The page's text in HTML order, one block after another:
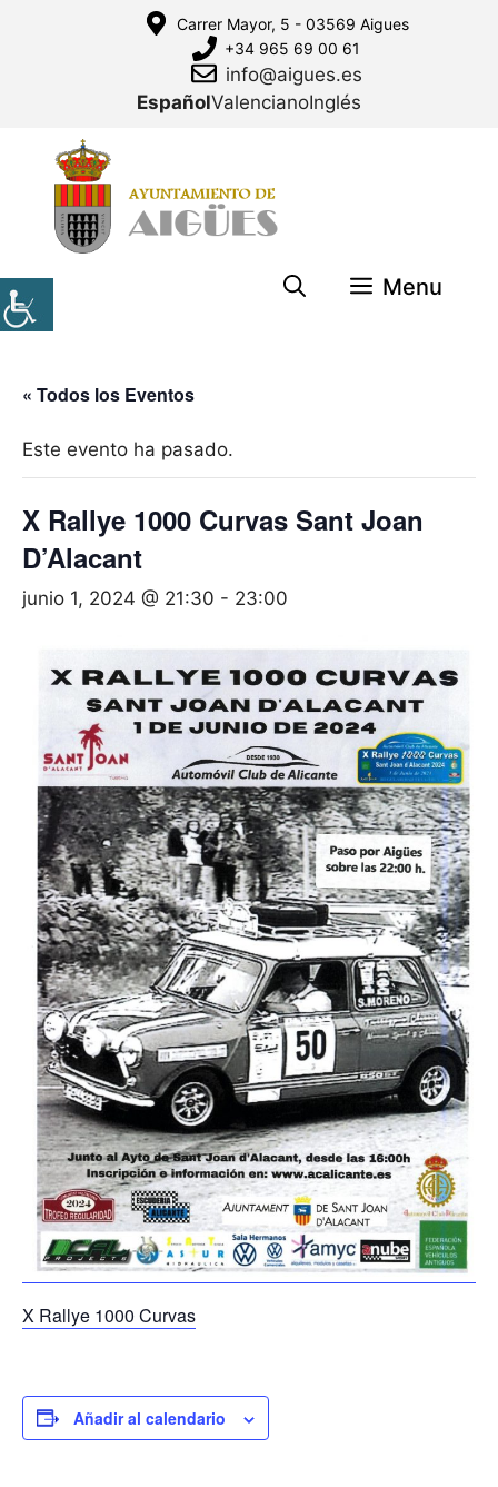
Carrer Mayor, 5 - 03569 Aigues
+34 965 69 00 61
info@aigues.es
EspañolValencianoInglés
Menu
« Todos los Eventos
Este evento ha pasado.
X Rallye 1000 Curvas Sant Joan
D’Alacant
junio 1, 2024 @ 21:30 - 23:00
X Rallye 1000 Curvas
Añadir al calendario